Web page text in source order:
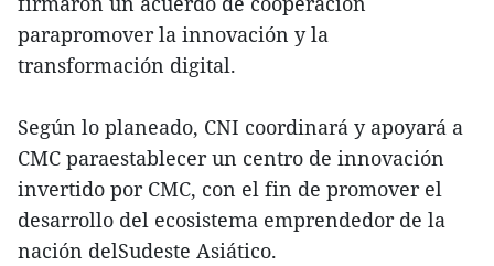
parapromover la innovación y la
transformación digital.
Según lo planeado, CNI coordinará y apoyará a
CMC paraestablecer un centro de innovación
invertido por CMC, con el fin de promover el
desarrollo del ecosistema emprendedor de la
nación delSudeste Asiático.